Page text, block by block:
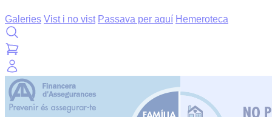
Galeries Vist i no vist Passava per aquí Hemeroteca